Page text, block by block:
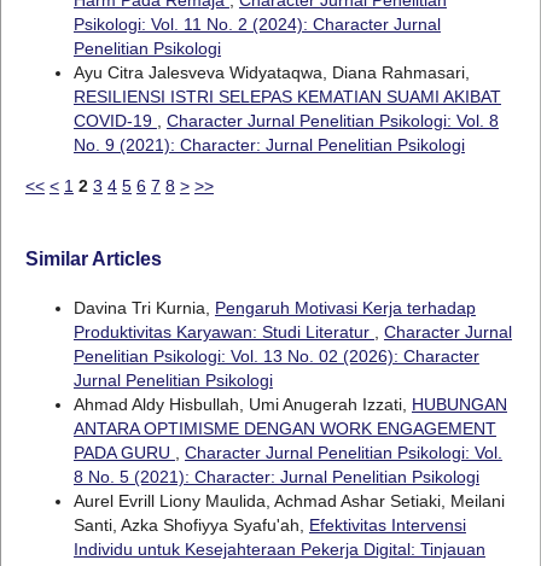
Psikologi: Vol. 11 No. 2 (2024): Character Jurnal
Penelitian Psikologi
Ayu Citra Jalesveva Widyataqwa, Diana Rahmasari,
RESILIENSI ISTRI SELEPAS KEMATIAN SUAMI AKIBAT
COVID-19
Character Jurnal Penelitian Psikologi: Vol. 8
No. 9 (2021): Character: Jurnal Penelitian Psikologi
<< < 1 2 3 4 5 6 7 8 > >>
Similar Articles
Davina Tri Kurnia, Pengaruh Motivasi Kerja terhadap
Produktivitas Karyawan: Studi Literatur
Character Jurnal
Penelitian Psikologi: Vol. 13 No. 02 (2026): Character
Jurnal Penelitian Psikologi
Ahmad Aldy Hisbullah, Umi Anugerah Izzati, HUBUNGAN
ANTARA OPTIMISME DENGAN WORK ENGAGEMENT
PADA GURU
Character Jurnal Penelitian Psikologi: Vol.
8 No. 5 (2021): Character: Jurnal Penelitian Psikologi
Aurel Evrill Liony Maulida, Achmad Ashar Setiaki, Meilani
Santi, Azka Shofiyya Syafu'ah, Efektivitas Intervensi
Individu untuk Kesejahteraan Pekerja Digital: Tinjauan